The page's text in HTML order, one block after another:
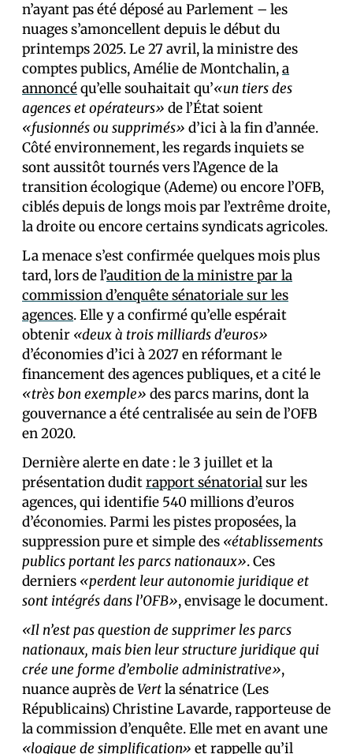
n’ayant pas été déposé au Parlement – les
nuages s’amoncellent depuis le début du
printemps 2025. Le 27 avril, la ministre des
comptes publics, Amélie de Montchalin,a
annoncéqu’elle souhaitait qu’«un tiers des
agences et opérateurs» de l’État soient
«fusionnés ou supprimés» d’ici à la fin d’année.
Côté environnement, les regards inquiets se
sont aussitôt tournés vers l’Agence de la
transition écologique (Ademe) ou encore l’OFB,
ciblés depuis de longs mois par l’extrême droite,
la droite ou encore certains syndicats agricoles.
La menace s’est confirmée quelques mois plus
tard, lors de l’audition de la ministre par la
commission d’enquête sénatoriale sur les
agences. Elle y a confirmé qu’elle espérait
obtenir «deux à trois milliards d’euros»
d’économies d’ici à 2027 en réformant le
financement des agences publiques, et a cité le
«très bon exemple» des parcs marins, dont la
gouvernance a été centralisée au sein de l’OFB
en 2020.
Dernière alerte en date : le 3 juillet et la
présentation duditrapport sénatorialsur les
agences, qui identifie 540 millions d’euros
d’économies. Parmi les pistes proposées, la
suppression pure et simple des «établissements
publics portant les parcs nationaux». Ces
derniers «perdent leur autonomie juridique et
sont intégrés dans l’OFB», envisage le document.
«Il n’est pas question de supprimer les parcs
nationaux, mais bien leur structure juridique qui
crée une forme d’embolie administrative»,
nuance auprès deVertla sénatrice (Les
Républicains) Christine Lavarde, rapporteuse de
la commission d’enquête. Elle met en avant une
«logique de simplification» et rappelle qu’il